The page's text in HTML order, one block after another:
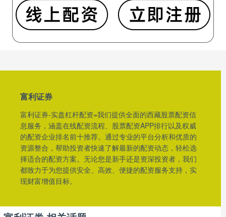
富利证券
富利证券-实盘杠杆配资=我们提供全面的西藏股票配资信
息服务，涵盖在线配资流程、股票配资APP排行以及权威
的配资企业排名前十推荐。通过专业的平台分析和优质的
资源整合，帮助投资者快速了解最新的配资动态，轻松选
择适合的配资方案。无论您是新手还是资深投资者，我们
都致力于为您提供安全、高效、便捷的配资服务支持，实
现财富增值目标。